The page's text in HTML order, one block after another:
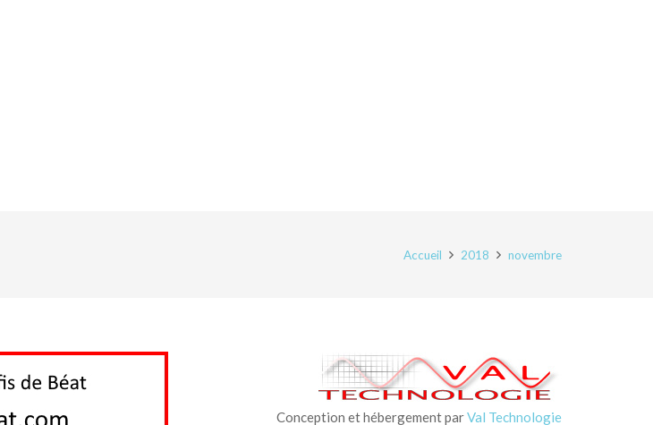
Accueil 2018 novembre
Conception et hébergement parVal Technologie